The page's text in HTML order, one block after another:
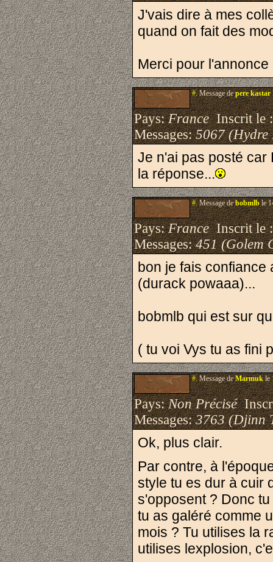
J'vais dire à mes
quand on fait des
Merci pour
#.Message depere kastar
Pays:FranceInscrit le
Messages:5067 (Hydre
Je n'ai pas posté car
la réponse...
#.Message debobmlble
Pays:FranceInscrit le
Messages:451 (Golem
bon je fais confiance
(durack powaaa)...
bobmlb qui est sur
( tu voi Vys tu as fini
#.Message deMarmukle
Pays:Non Précisé
Messages:3763 (Djinn
Ok, plus clair.
Par contre, à
style tu es dur à cuir
s'opposent ? Donc
tu as galéré comme
mois ? Tu utilises la
utilises lexplosion,